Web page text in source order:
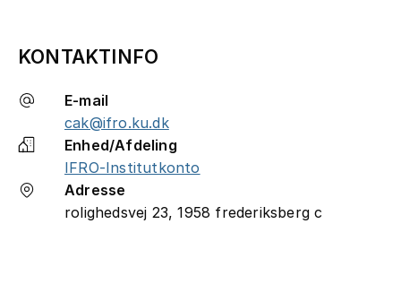
KONTAKTINFO
E-mail
cak@ifro.ku.dk
Enhed/Afdeling
IFRO-Institutkonto
Adresse
rolighedsvej 23, 1958 frederiksberg c